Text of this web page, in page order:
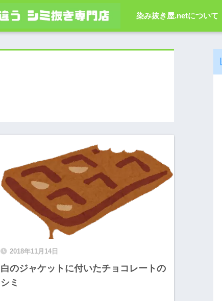
染み抜き屋.netについて
2018年11月14日
白のジャケットに付いたチョコレートの
シミ